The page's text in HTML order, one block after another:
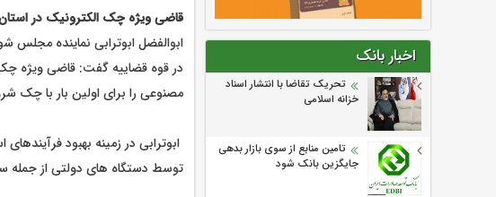
اخبار بانک
تحریک تقاضا با انتشار اسناد
خزانه اسلامی
تامین منابع از سوی بازار بدهی
جایگزین بانک شود
قاضی ویژه چک الکترونیک در
ابوالفضل ابوترابی نماینده
در قوه قضاییه گفت: قاضی ویژه
مصنوعی را برای اولین بار با چک
ابوترابی در زمینه بهبود
توسط دستگاه های دولتی از جمله